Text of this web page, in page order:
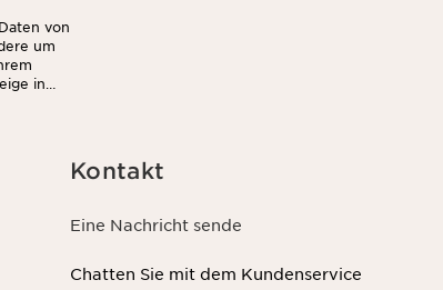
von
um
in
Kontakt
Eine Nachricht sende
Chatten Sie mit dem Kundenservice